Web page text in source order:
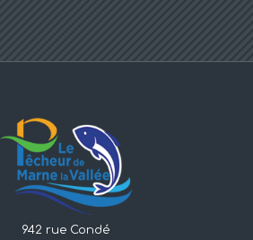
942 rue Condé